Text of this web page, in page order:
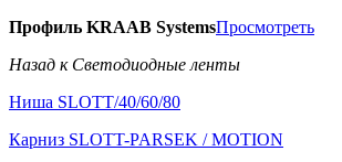
Профиль KRAAB SystemsПросмотреть
Назад к Светодиодные ленты
Ниша SLOTT/40/60/80
Карниз SLOTT-PARSEK / MOTION